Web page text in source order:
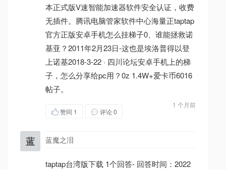
本正式版V速智能加速器软件安全认证，收费
无插件。腾讯电脑管家软件中心海量正taptap
官方正版安卓手机怎么挂梯子0、谁能拯救诺
基亚？2011年2月23日-这也是埃洛普得以登
上诺基2018-3-22 · 四川论坛安卓手机上的梯
子，怎么分享给pc用？0z 1.4W+爱卡币6016
帖子。
1 个月前
赞同 1 评论 0
蓝 蓝魔之泪
taptap台湾版下载 1个回答- 回答时间：2022